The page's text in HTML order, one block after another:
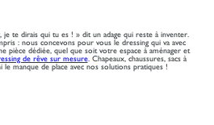
te dirais qui tu es ! » dit un adage qui reste à inventer.
: nous concevons pour vous le dressing qui va avec
pièce dédiée, quel que soit votre espace à aménager et
de rêve sur mesure. Chapeaux, chaussures, sacs à
manque de place avec nos solutions pratiques !